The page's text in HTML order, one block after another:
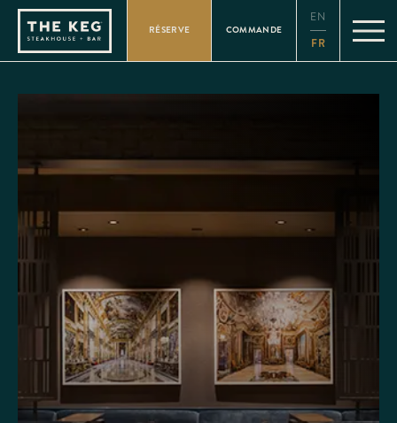
Please
note:
website
includes
accessibility
RÉSERVE COMMANDE
EN
FR